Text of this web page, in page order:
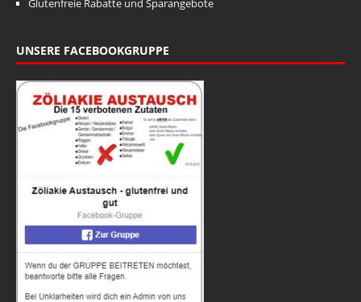
Glutenfreie Rabatte und Sparangebote
UNSERE FACEBOOKGRUPPE